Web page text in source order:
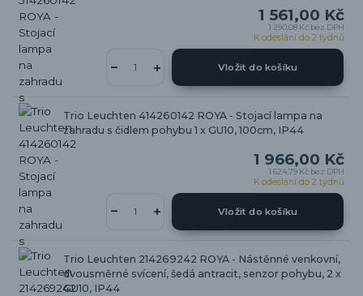
1 561,00 Kč
1 290,08 Kč bez DPH
K odeslání do 2 týdnů
Vložit do košíku
Trio Leuchten 414260142 ROYA - Stojací lampa na
zahradu s čidlem pohybu 1 x GU10, 100cm, IP44
1 966,00 Kč
1 624,79 Kč bez DPH
K odeslání do 2 týdnů
Vložit do košíku
Trio Leuchten 214269242 ROYA - Nástěnné venkovní,
dvousměrné svícení, šedá antracit, senzor pohybu, 2 x
GU10, IP44